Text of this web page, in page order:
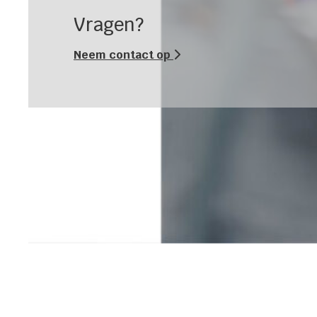
Vragen?
Neem contact op